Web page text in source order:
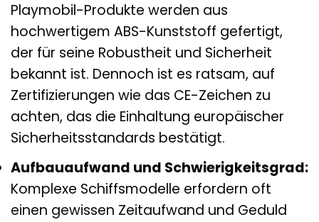
Playmobil-Produkte werden aus
hochwertigem ABS-Kunststoff gefertigt,
der für seine Robustheit und Sicherheit
bekannt ist. Dennoch ist es ratsam, auf
Zertifizierungen wie das CE-Zeichen zu
achten, das die Einhaltung europäischer
Sicherheitsstandards bestätigt.
Aufbauaufwand und Schwierigkeitsgrad:
Komplexe Schiffsmodelle erfordern oft
einen gewissen Zeitaufwand und Geduld